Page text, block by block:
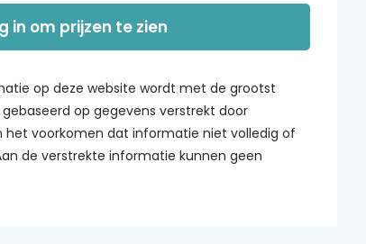
in om prijzen te zien
op deze website wordt met de grootst
op gegevens verstrekt door
het voorkomen dat informatie niet volledig of
de verstrekte informatie kunnen geen